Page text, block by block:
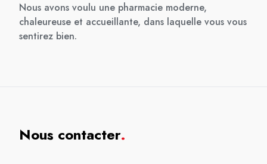
Nous avons voulu une pharmacie moderne,
chaleureuse et accueillante, dans laquelle vous vous
sentirez bien.
Nous contacter.